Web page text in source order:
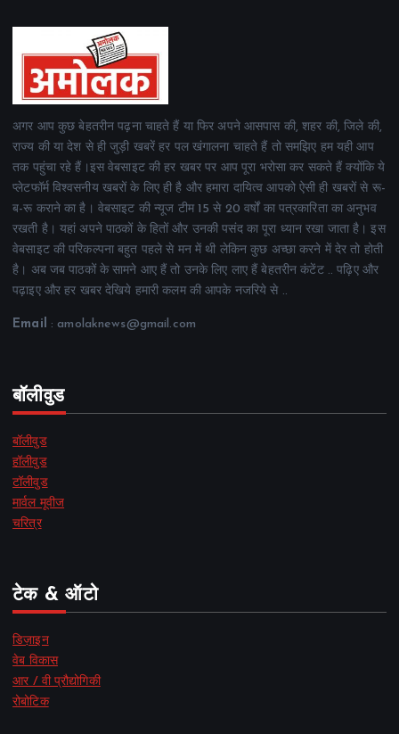
अगर आप कुछ बेहतरीन पढ़ना चाहते हैं या फिर अपने आसपास की, शहर की, जिले की,
राज्य की या देश से ही जुड़ी खबरें हर पल खंगालना चाहते हैं तो समझिए हम यही आप
तक पहुंचा रहे हैं।इस वेबसाइट की हर खबर पर आप पूरा भरोसा कर सकते हैं क्योंकि ये
प्लेटफॉर्म विश्वसनीय खबरों के लिए ही है और हमारा दायित्व आपको ऐसी ही खबरों से रू-
ब-रू कराने का है। वेबसाइट की न्यूज टीम 15 से 20 वर्षों का पत्रकारिता का अनुभव
रखती है। यहां अपने पाठकों के हितों और उनकी पसंद का पूरा ध्यान रखा जाता है। इस
वेबसाइट की परिकल्पना बहुत पहले से मन में थी लेकिन कुछ अच्छा करने में देर तो होती
है। अब जब पाठकों के सामने आए हैं तो उनके लिए लाए हैं बेहतरीन कंटेंट .. पढ़िए और
पढ़ाइए और हर खबर देखिये हमारी कलम की आपके नजरिये से ..
Email : amolaknews@gmail.com
बॉलीवुड
बॉलीवुड
हॉलीवुड
टॉलीवुड
मार्वल मूवीज
चरित्र
टेक & ऑटो
डिज़ाइन
वेब विकास
आर / वी प्रौद्योगिकी
रोबोटिक